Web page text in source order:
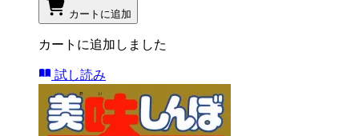
カートに追加
カートに追加しました
試し読み